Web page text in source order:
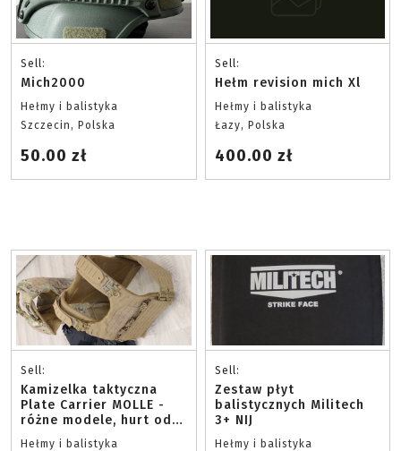
Sell:
Mich2000
Hełmy i balistyka
Szczecin, Polska
50.00 zł
Sell:
Hełm revision mich Xl
Hełmy i balistyka
Łazy, Polska
400.00 zł
Sell:
Kamizelka taktyczna
Plate Carrier MOLLE -
różne modele, hurt od
10 szt.
Hełmy i balistyka
Sell:
Zestaw płyt
balistycznych Militech
3+ NIJ
Hełmy i balistyka